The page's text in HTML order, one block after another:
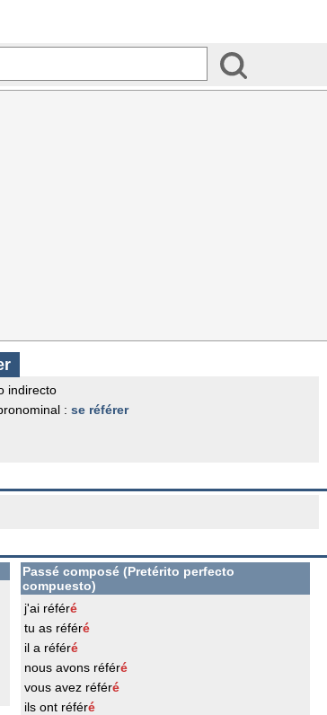
indirecto
: se référer
Passé composé (Pretérito perfecto
compuesto)
j'ai référé
tu as référé
il a référé
nous avons référé
vous avez référé
ils ont référé